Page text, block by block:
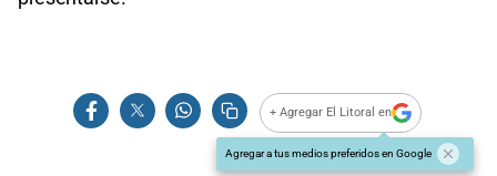
+ Agregar El Litoral en
Agregar a tus medios preferidos en Google